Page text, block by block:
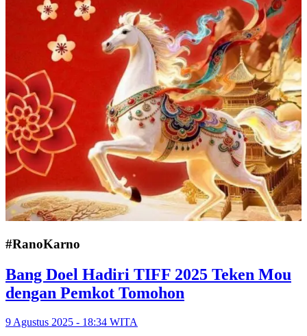
#RanoKarno
Bang Doel Hadiri TIFF 2025 Teken Mou
dengan Pemkot Tomohon
9 Agustus 2025 - 18:34 WITA